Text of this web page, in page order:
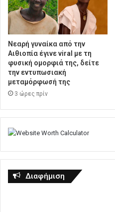
Νεαρή γυναίκα από την
Αιθιοπία έγινε viral με τη
φυσική ομορφιά της, δείτε
την εντυπωσιακή
μεταμόρφωσή της
3 ώρες πρίν
Διαφήμιση